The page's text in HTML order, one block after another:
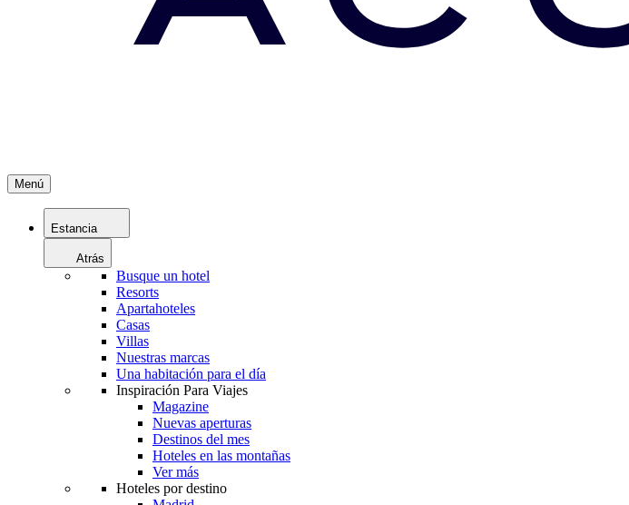
Menú
Estancia
Atrás
Busque un hotel
Resorts
Apartahoteles
Casas
Villas
Nuestras marcas
Una habitación para el día
Inspiración Para Viajes
Magazine
Nuevas aperturas
Destinos del mes
Hoteles en las montañas
Ver más
Hoteles por destino